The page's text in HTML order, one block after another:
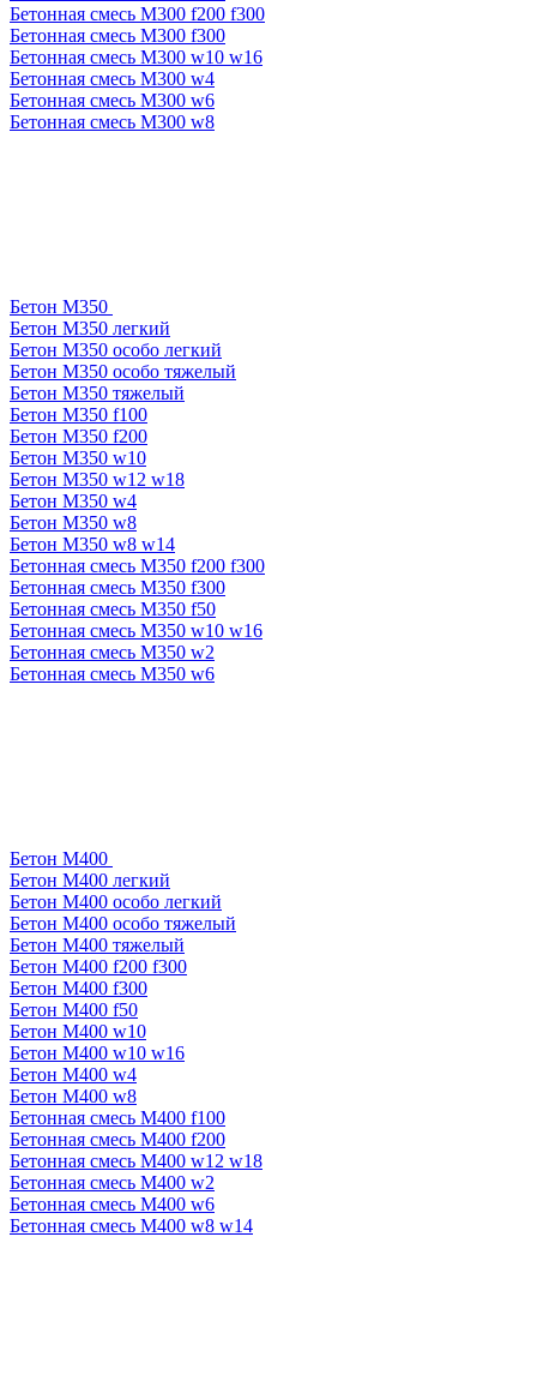
Бетонная смесь М300 f200 f300
Бетонная смесь М300 f300
Бетонная смесь М300 w10 w16
Бетонная смесь М300 w4
Бетонная смесь М300 w6
Бетонная смесь М300 w8
Бетон М350
Бетон М350 легкий
Бетон М350 особо легкий
Бетон М350 особо тяжелый
Бетон М350 тяжелый
Бетон М350 f100
Бетон М350 f200
Бетон М350 w10
Бетон М350 w12 w18
Бетон М350 w4
Бетон М350 w8
Бетон М350 w8 w14
Бетонная смесь М350 f200 f300
Бетонная смесь М350 f300
Бетонная смесь М350 f50
Бетонная смесь М350 w10 w16
Бетонная смесь М350 w2
Бетонная смесь М350 w6
Бетон М400
Бетон М400 легкий
Бетон М400 особо легкий
Бетон М400 особо тяжелый
Бетон М400 тяжелый
Бетон М400 f200 f300
Бетон М400 f300
Бетон М400 f50
Бетон М400 w10
Бетон М400 w10 w16
Бетон М400 w4
Бетон М400 w8
Бетонная смесь М400 f100
Бетонная смесь М400 f200
Бетонная смесь М400 w12 w18
Бетонная смесь М400 w2
Бетонная смесь М400 w6
Бетонная смесь М400 w8 w14